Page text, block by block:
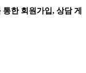
한 회원가입, 상담 게